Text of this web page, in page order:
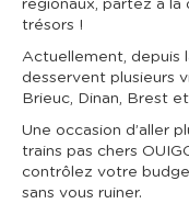
régionaux, partez à
trésors !
Actuellement, depuis
desservent plusieurs
Brieuc, Dinan, Brest
Une occasion d’aller
trains pas chers
contrôlez votre
sans vous ruiner.